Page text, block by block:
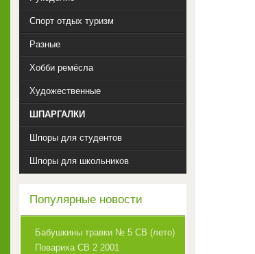
Спорт отдых туризм
Разные
Хобби ремёсла
Художественные
ШПАРГАЛКИ
Шпоры для студентов
Шпоры для школьников
Популярные новости
Бабушкины травки № 5 СВ (лето)
Повариха СВ 2 2001